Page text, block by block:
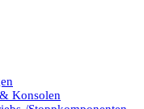
Konsolen